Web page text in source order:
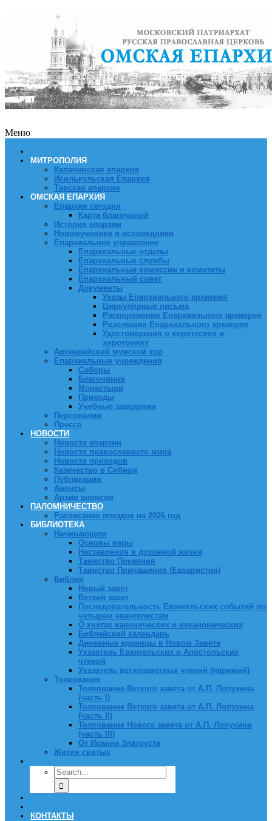
Меню
МИТРОПОЛИЯ
Калачинская епархия
Исилькульская Епархия
Тарская епархия
ОМСКАЯ ЕПАРХИЯ
Епархия сегодня
Карта благочиний
История епархии
Новомученики и исповедники
Епархиальное управление
Епархиальные отделы
Епархиальные службы
Епархиальные комиссии и комитеты
Епархиальный совет
Документы
Указы Епархиального архиерея
Циркулярные письма
Распоряжения Епархиального архиерея
Резолюции Епархиального архиерея
Удостоверения о хиротесиях и
хиротониях
Архиерейский мужской хор
Епархиальные учреждения
Соборы
Благочиния
Монастыри
Приходы
Учебные заведения
Персоналии
Пресса
НОВОСТИ
Новости епархии
Новости православного мира
Новости приходов
Казачество в Сибири
Публикации
Анонсы
Архив анонсов
ПАЛОМНИЧЕСТВО
Расписание поездок на 2026 год
БИБЛИОТЕКА
Начинающим
Основы веры
Наставления в духовной жизни
Таинство Покаяния
Таинство Причащения (Евхаристия)
Библия
Новый завет
Ветхий завет
Последовательность Евангельских событий по
четырем евангелистам
О книгах канонических и неканонических
Библейский календарь
Денежные единицы в Новом Завете
Указатель Евангельских и Апостольских
чтений
Указатель ветхозаветных чтений (паримий)
Толкования
Толкование Ветхого завета от А.П. Лопухина
(часть I)
Толкование Ветхого завета от А.П. Лопухина
(часть II)
Толкование Нового завета от А.П. Лопухина
(часть III)
От Иоанна Златоуста
Жития святых
КОНТАКТЫ